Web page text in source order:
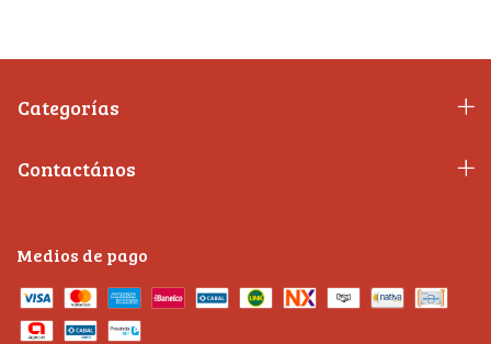
Categorías
Contactános
Medios de pago